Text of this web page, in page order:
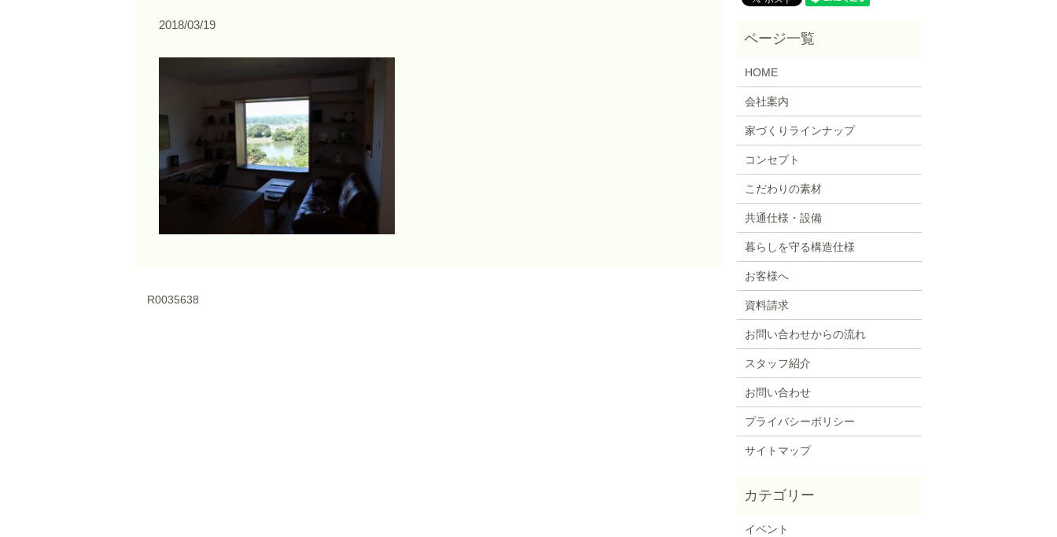
2018/03/19
R0035638
HOME
会社案内
家づくりラインナップ
コンセプト
こだわりの素材
共通仕様・設備
暮らしを守る構造仕様
お客様へ
資料請求
お問い合わせからの流れ
スタッフ紹介
お問い合わせ
プライバシーポリシー
サイトマップ
イベント